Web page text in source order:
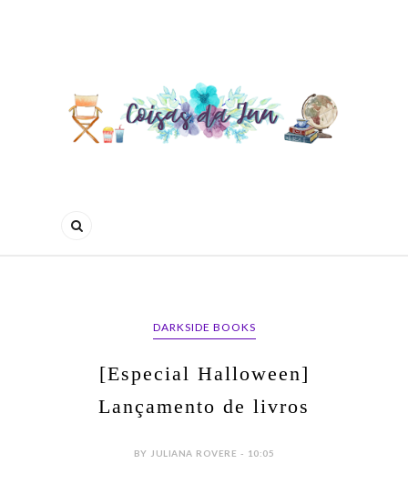
DARKSIDE BOOKS
[Especial Halloween]
Lançamento de livros
BY JULIANA ROVERE - 10:05